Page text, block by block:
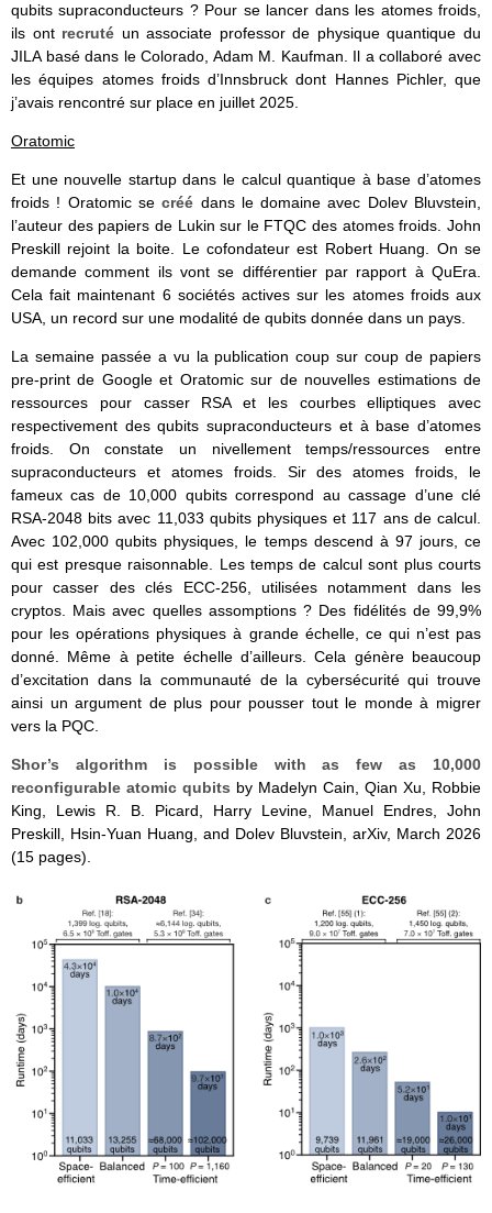
qubits supraconducteurs ? Pour se lancer dans les atomes froids,
ils ont recruté un associate professor de physique quantique du
JILA basé dans le Colorado, Adam M. Kaufman. Il a collaboré avec
les équipes atomes froids d’Innsbruck dont Hannes Pichler, que
j’avais rencontré sur place en juillet 2025.
Oratomic
Et une nouvelle startup dans le calcul quantique à base d’atomes
froids ! Oratomic secréé dans le domaine avec Dolev Bluvstein,
l’auteur des papiers de Lukin sur le FTQC des atomes froids. John
Preskill rejoint la boite. Le cofondateur est Robert Huang. On se
demande comment ils vont se différentier par rapport à QuEra.
Cela fait maintenant 6 sociétés actives sur les atomes froids aux
USA, un record sur une modalité de qubits donnée dans un pays.
La semaine passée a vu la publication coup sur coup de papiers
pre-print de Google et Oratomic sur de nouvelles estimations de
ressources pour casser RSA et les courbes elliptiques avec
respectivement des qubits supraconducteurs et à base d’atomes
froids. On constate un nivellement temps/ressources entre
supraconducteurs et atomes froids. Sir des atomes froids, le
fameux cas de 10,000 qubits correspond au cassage d’une clé
RSA-2048 bits avec 11,033 qubits physiques et 117 ans de calcul.
Avec 102,000 qubits physiques, le temps descend à 97 jours, ce
qui est presque raisonnable. Les temps de calcul sont plus courts
pour casser des clés ECC-256, utilisées notamment dans les
cryptos. Mais avec quelles assomptions ? Des fidélités de 99,9%
pour les opérations physiques à grande échelle, ce qui n’est pas
donné. Même à petite échelle d’ailleurs. Cela génère beaucoup
d’excitation dans la communauté de la cybersécurité qui trouve
ainsi un argument de plus pour pousser tout le monde à migrer
vers la PQC.
Shor’s algorithm is possible with as few as 10,000
reconfigurable atomic qubits by Madelyn Cain, Qian Xu, Robbie
King, Lewis R. B. Picard, Harry Levine, Manuel Endres, John
Preskill, Hsin-Yuan Huang, and Dolev Bluvstein, arXiv, March 2026
(15 pages).